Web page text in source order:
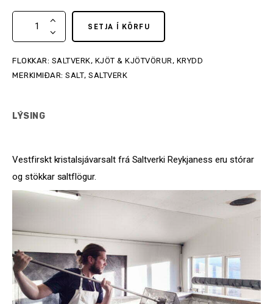
SETJA Í KÖRFU
FLOKKAR: SALTVERK, KJÖT & KJÖTVÖRUR, KRYDD
MERKIMIÐAR: SALT, SALTVERK
LÝSING
Vestfirskt kristalsjávarsalt frá Saltverki Reykjaness eru stórar
og stökkar saltflögur.